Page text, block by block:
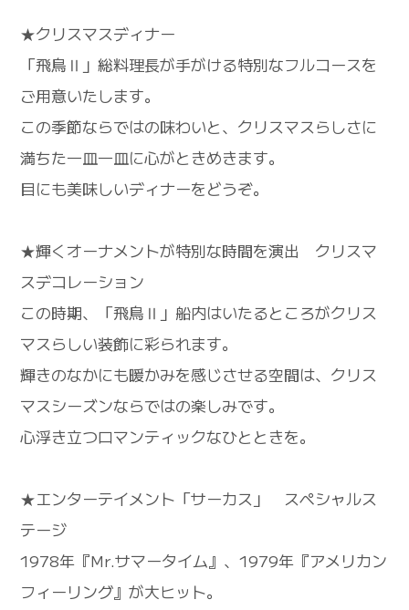
★クリスマスディナー
「飛鳥Ⅱ」総料理長が手がける特別なフルコースを
ご用意いたします。
この季節ならではの味わいと、クリスマスらしさに
満ちた一皿一皿に心がときめきます。
目にも美味しいディナーをどうぞ。
★輝くオーナメントが特別な時間を演出 クリスマ
スデコレーション
この時期、「飛鳥Ⅱ」船内はいたるところがクリス
マスらしい装飾に彩られます。
輝きのなかにも暖かみを感じさせる空間は、クリス
マスシーズンならではの楽しみです。
心浮き立つロマンティックなひとときを。
★エンターテイメント「サーカス」 スペシャルス
テージ
1978年『Mr.サマータイム』、1979年『アメリカン
フィーリング』が大ヒット。